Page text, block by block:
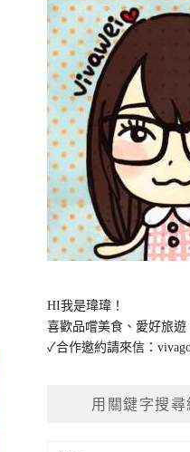
HI我是瑋瑋！
喜歡品嚐美食、愛好旅遊
✓合作邀約請來信：
用關鍵字搜